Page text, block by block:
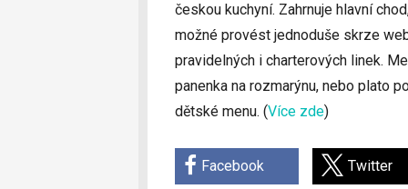
českou kuchyní. Zahrnuje hlavní
možné provést jednoduše skrze
pravidelných i charterových linek.
panenka na rozmarýnu, nebo plato
dětské menu. (Více zde)
Facebook Twitter